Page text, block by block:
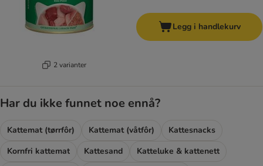
2 varianter
Legg i handlekurv
Har du ikke funnet noe ennå?
Kattemat (tørrfôr) Kattemat (våtfôr)
Kattesnacks
Kornfri kattemat
Kattesand
Katteluke & kattenett